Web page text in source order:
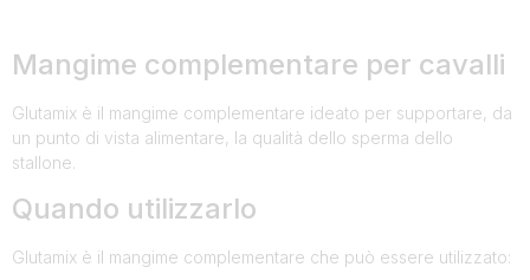
Mangime complementare per cavalli
Glutamix è il mangime complementare ideato per supportare, da
un punto di vista alimentare, la qualità dello sperma dello
stallone.
Quando utilizzarlo
Glutamix è il mangime complementare che può essere utilizzato: